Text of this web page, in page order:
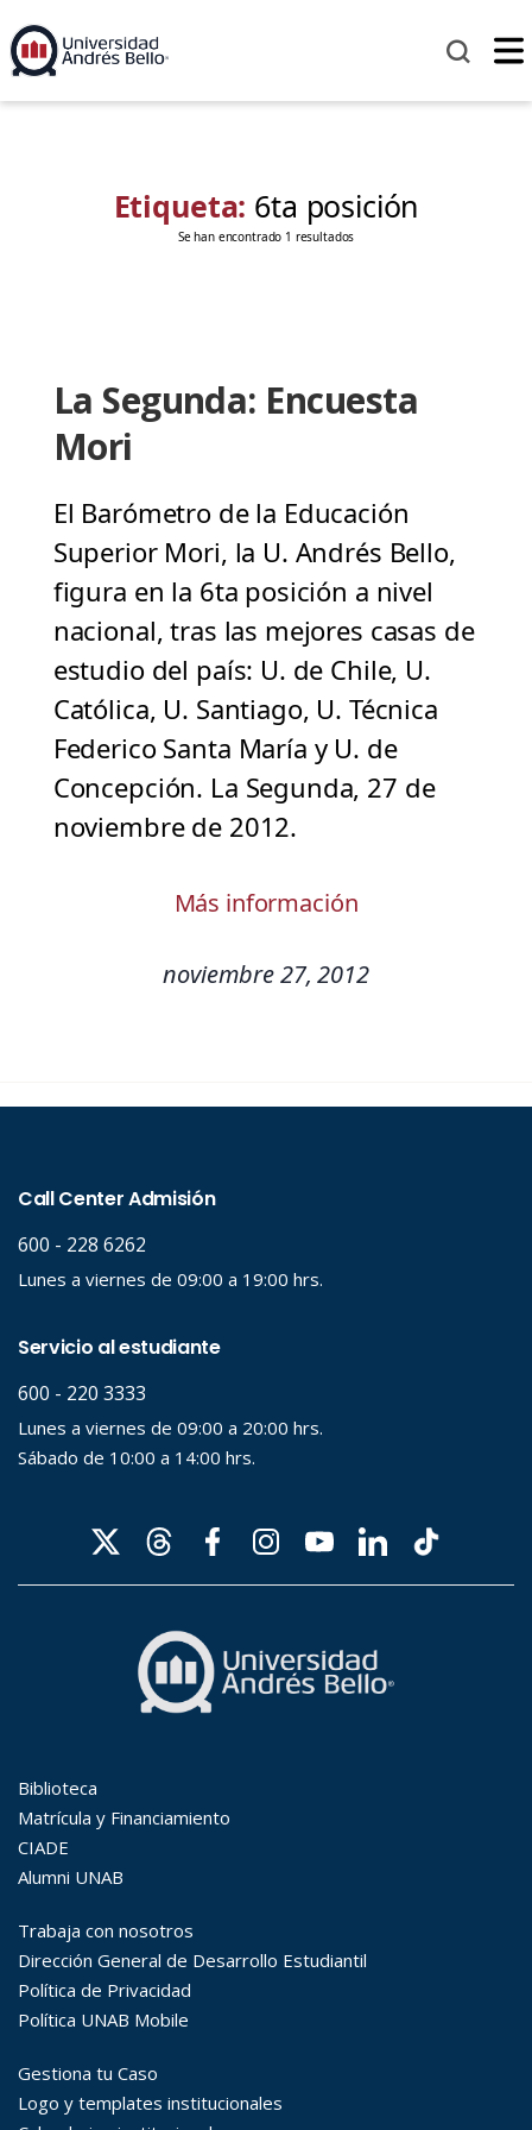
Etiqueta: 6ta posición
Se han encontrado 1 resultados
La Segunda: Encuesta
Mori
El Barómetro de la Educación
Superior Mori, la U. Andrés Bello,
figura en la 6ta posición a nivel
nacional, tras las mejores casas de
estudio del país: U. de Chile, U.
Católica, U. Santiago, U. Técnica
Federico Santa María y U. de
Concepción. La Segunda, 27 de
noviembre de 2012.
Más información
noviembre 27, 2012